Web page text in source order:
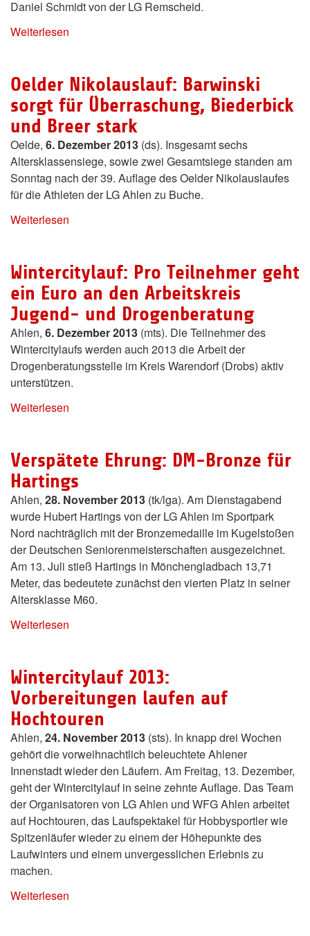
Daniel Schmidt von der LG Remscheid.
Weiterlesen
Oelder Nikolauslauf: Barwinski
sorgt für Überraschung, Biederbick
und Breer stark
Oelde, 6. Dezember 2013 (ds). Insgesamt sechs
Altersklassensiege, sowie zwei Gesamtsiege standen am
Sonntag nach der 39. Auflage des Oelder Nikolauslaufes
für die Athleten der LG Ahlen zu Buche.
Weiterlesen
Wintercitylauf: Pro Teilnehmer geht
ein Euro an den Arbeitskreis
Jugend- und Drogenberatung
Ahlen, 6. Dezember 2013 (mts). Die Teilnehmer des
Wintercitylaufs werden auch 2013 die Arbeit der
Drogenberatungsstelle im Kreis Warendorf (Drobs) aktiv
unterstützen.
Weiterlesen
Verspätete Ehrung: DM-Bronze für
Hartings
Ahlen, 28. November 2013 (tk/lga). Am Dienstagabend
wurde Hubert Hartings von der LG Ahlen im Sportpark
Nord nachträglich mit der Bronzemedaille im Kugelstoßen
der Deutschen Seniorenmeisterschaften ausgezeichnet.
Am 13. Juli stieß Hartings in Mönchengladbach 13,71
Meter, das bedeutete zunächst den vierten Platz in seiner
Altersklasse M60.
Weiterlesen
Wintercitylauf 2013:
Vorbereitungen laufen auf
Hochtouren
Ahlen, 24. November 2013 (sts). In knapp drei Wochen
gehört die vorweihnachtlich beleuchtete Ahlener
Innenstadt wieder den Läufern. Am Freitag, 13. Dezember,
geht der Wintercitylauf in seine zehnte Auflage. Das Team
der Organisatoren von LG Ahlen und WFG Ahlen arbeitet
auf Hochtouren, das Laufspektakel für Hobbysportler wie
Spitzenläufer wieder zu einem der Höhepunkte des
Laufwinters und einem unvergesslichen Erlebnis zu
machen.
Weiterlesen